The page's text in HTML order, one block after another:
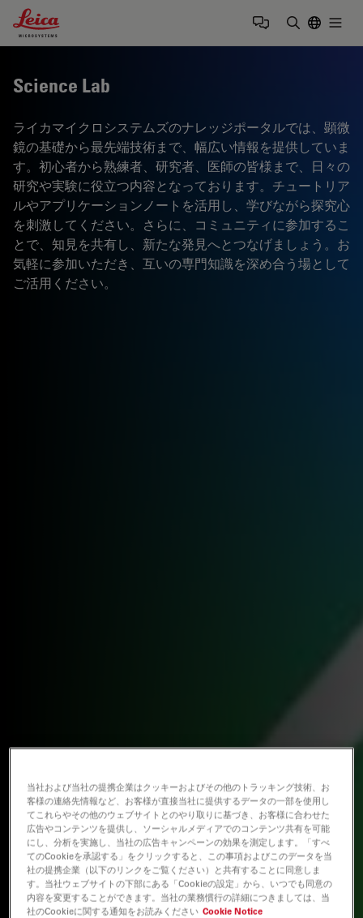
Leica Microsystems Logo
Science Lab
ライカマイクロシステムズのナレッジポータルでは、顕微
鏡の基礎から最先端技術まで、幅広い情報を提供していま
す。初心者から熟練者、研究者、医師の皆様まで、日々の
研究や実験に役立つ内容となっております。チュートリア
ルやアプリケーションノートを活用し、学びながら探究心
を刺激してください。さらに、コミュニティに参加するこ
とで、知見を共有し、新たな発見へとつなげましょう。お
気軽に参加いただき、互いの専門知識を深め合う場として
ご活用ください。
当社および当社の提携企業はクッキーおよびその他のトラッキング技術、お
客様の連絡先情報など、お客様が直接当社に提供するデータの一部を使用し
てこれらやその他のウェブサイトとのやり取りに基づき、お客様に合わせた
広告やコンテンツを提供し、ソーシャルメディアでのコンテンツ共有を可能
にし、分析を実施し、当社の広告キャンペーンの効果を測定します。「すべ
てのCookieを承認する」をクリックすると、この事項およびこのデータを当
社の提携企業（以下のリンクをご覧ください）と共有することに同意しま
す。当社ウェブサイトの下部にある「Cookieの設定」から、いつでも同意の
内容を変更することができます。当社の業務慣行の詳細につきましては、当
社のCookieに関する通知をお読みください Cookie Notice